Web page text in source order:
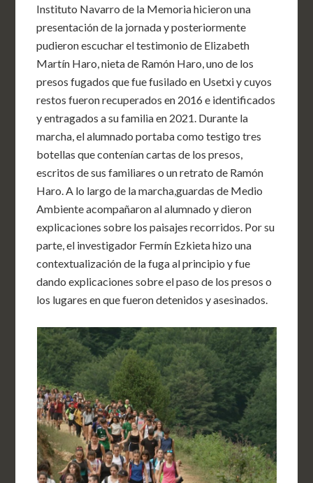
Instituto Navarro de la Memoria hicieron una
presentación de la jornada y posteriormente
pudieron escuchar el testimonio de Elizabeth
Martín Haro, nieta de Ramón Haro, uno de los
presos fugados que fue fusilado en Usetxi y cuyos
restos fueron recuperados en 2016 e identificados
y entragados a su familia en 2021. Durante la
marcha, el alumnado portaba como testigo tres
botellas que contenían cartas de los presos,
escritos de sus familiares o un retrato de Ramón
Haro. A lo largo de la marcha,guardas de Medio
Ambiente acompañaron al alumnado y dieron
explicaciones sobre los paisajes recorridos. Por su
parte, el investigador Fermín Ezkieta hizo una
contextualización de la fuga al principio y fue
dando explicaciones sobre el paso de los presos o
los lugares en que fueron detenidos y asesinados.